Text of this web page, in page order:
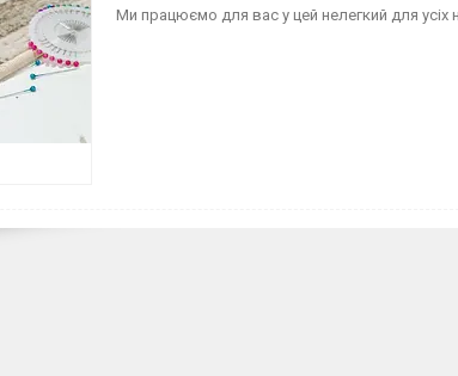
Ми працюємо для вас у цей нелегкий для усіх